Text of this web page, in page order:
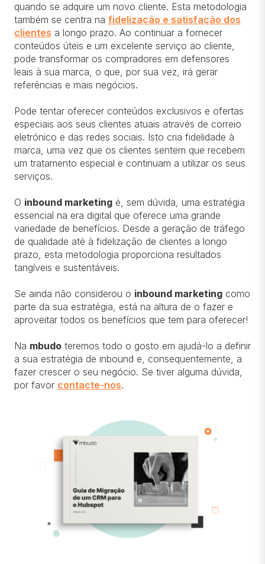
quando se adquire um novo cliente. Esta metodologia
também se centra na fidelização e satisfação dos
clientes a longo prazo. Ao continuar a fornecer
conteúdos úteis e um excelente serviço ao cliente,
pode transformar os compradores em defensores
leais à sua marca, o que, por sua vez, irá gerar
referências e mais negócios.
Pode tentar oferecer conteúdos exclusivos e ofertas
especiais aos seus clientes atuais através de correio
eletrónico e das redes sociais. Isto cria fidelidade à
marca, uma vez que os clientes sentem que recebem
um tratamento especial e continuam a utilizar os seus
serviços.
O inbound marketing é, sem dúvida, uma estratégia
essencial na era digital que oferece uma grande
variedade de benefícios. Desde a geração de tráfego
de qualidade até à fidelização de clientes a longo
prazo, esta metodologia proporciona resultados
tangíveis e sustentáveis.
Se ainda não considerou o inbound marketing como
parte da sua estratégia, está na altura de o fazer e
aproveitar todos os benefícios que tem para oferecer!
Na mbudo teremos todo o gosto em ajudá-lo a definir
a sua estratégia de inbound e, consequentemente, a
fazer crescer o seu negócio. Se tiver alguma dúvida,
por favor contacte-nos.